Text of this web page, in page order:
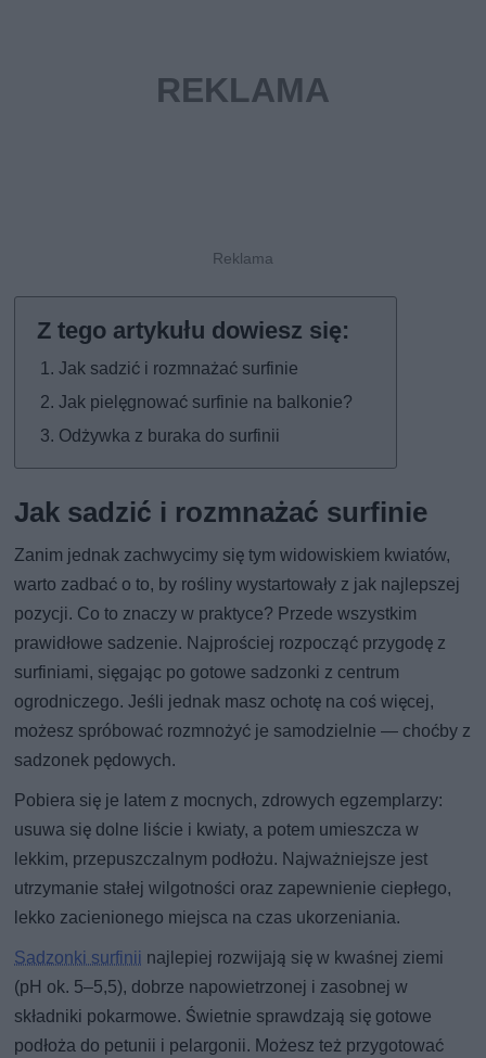
Jak sadzić i rozmnażać surfinie
Jak pielęgnować surfinie na balkonie?
Odżywka z buraka do surfinii
Jak sadzić i rozmnażać surfinie
Zanim jednak zachwycimy się tym widowiskiem kwiatów,
warto zadbać o to, by rośliny wystartowały z jak najlepszej
pozycji. Co to znaczy w praktyce? Przede wszystkim
prawidłowe sadzenie. Najprościej rozpocząć przygodę z
surfiniami, sięgając po gotowe sadzonki z centrum
ogrodniczego. Jeśli jednak masz ochotę na coś więcej,
możesz spróbować rozmnożyć je samodzielnie — choćby z
sadzonek pędowych.
Pobiera się je latem z mocnych, zdrowych egzemplarzy:
usuwa się dolne liście i kwiaty, a potem umieszcza w
lekkim, przepuszczalnym podłożu. Najważniejsze jest
utrzymanie stałej wilgotności oraz zapewnienie ciepłego,
lekko zacienionego miejsca na czas ukorzeniania.
Sadzonki surfinii najlepiej rozwijają się w kwaśnej ziemi
(pH ok. 5–5,5), dobrze napowietrzonej i zasobnej w
składniki pokarmowe. Świetnie sprawdzają się gotowe
podłoża do petunii i pelargonii. Możesz też przygotować